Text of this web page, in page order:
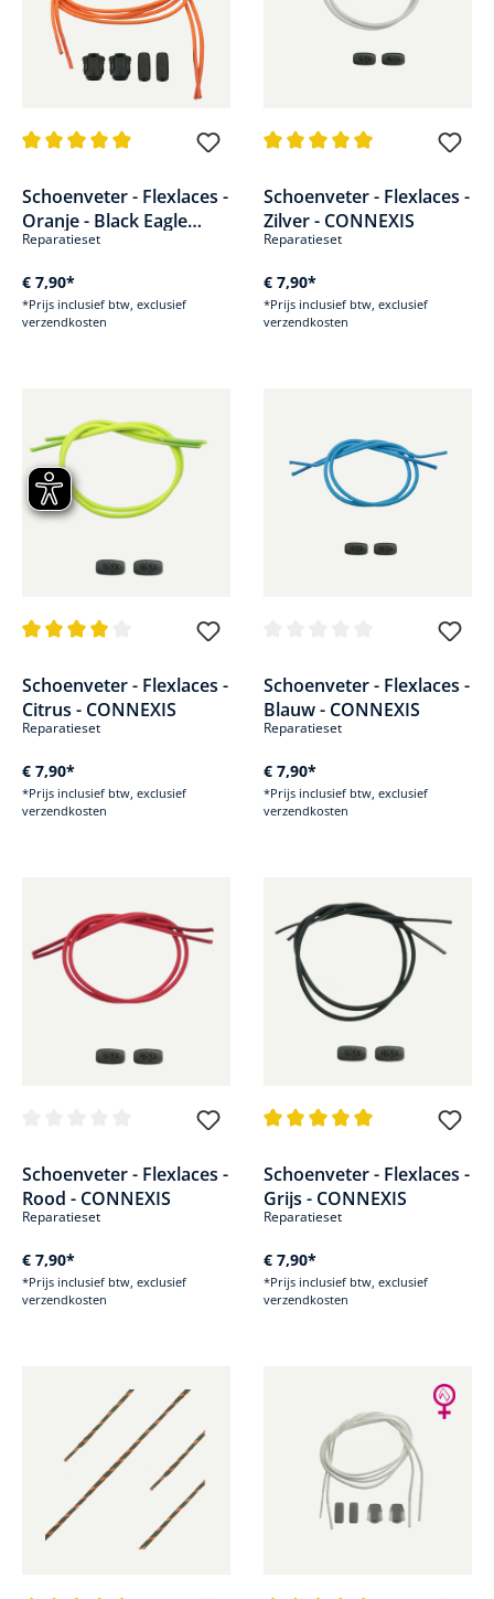
Schoenveter - Flexlaces -
Oranje - Black Eagle
Adventure
Reparatieset
€ 7,90*
*Prijs inclusief btw, exclusief
verzendkosten
Schoenveter - Flexlaces -
Zilver - CONNEXIS
Reparatieset
€ 7,90*
*Prijs inclusief btw, exclusief
verzendkosten
Schoenveter - Flexlaces -
Citrus - CONNEXIS
Reparatieset
€ 7,90*
*Prijs inclusief btw, exclusief
verzendkosten
Schoenveter - Flexlaces -
Blauw - CONNEXIS
Reparatieset
€ 7,90*
*Prijs inclusief btw, exclusief
verzendkosten
Schoenveter - Flexlaces -
Rood - CONNEXIS
Reparatieset
€ 7,90*
*Prijs inclusief btw, exclusief
verzendkosten
Schoenveter - Flexlaces -
Grijs - CONNEXIS
Reparatieset
€ 7,90*
*Prijs inclusief btw, exclusief
verzendkosten